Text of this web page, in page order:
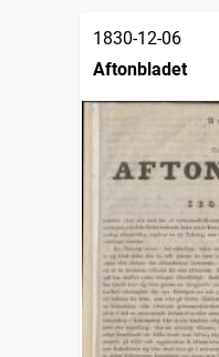
1830-12-06
Aftonbladet